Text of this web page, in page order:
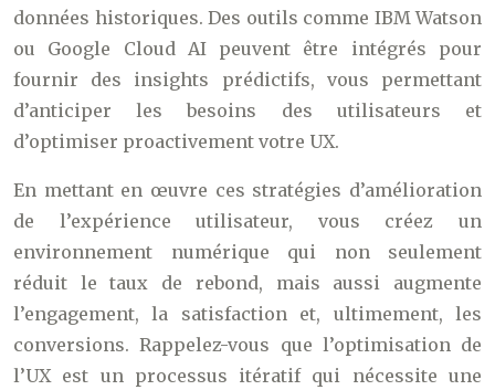
données historiques. Des outils comme IBM Watson
ou Google Cloud AI peuvent être intégrés pour
fournir des insights prédictifs, vous permettant
d’anticiper les besoins des utilisateurs et
d’optimiser proactivement votre UX.
En mettant en œuvre ces stratégies d’amélioration
de l’expérience utilisateur, vous créez un
environnement numérique qui non seulement
réduit le taux de rebond, mais aussi augmente
l’engagement, la satisfaction et, ultimement, les
conversions. Rappelez-vous que l’optimisation de
l’UX est un processus itératif qui nécessite une